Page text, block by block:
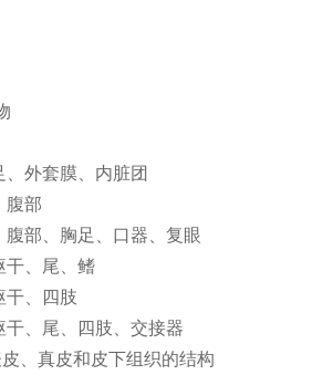
、外套膜、内脏团
腹部
腹部、胸足、口器、复眼
干、尾、鳍
干、四肢
干、尾、四肢、交接器
、真皮和皮下组织的结构